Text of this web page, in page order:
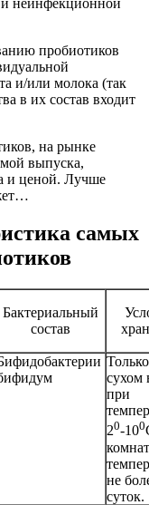
пробиотиков
и/или молока (так
в их состав входит
на рынке
выпуска,
и ценой. Лучше
самых
Бактериальный
состав
сухом
при
20-100
не
суток.